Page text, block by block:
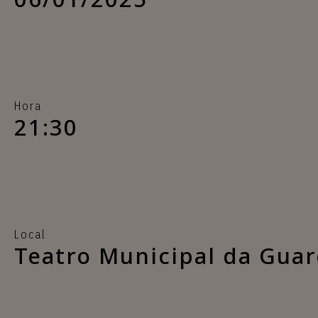
Hora
21:30
Local
Teatro Municipal da